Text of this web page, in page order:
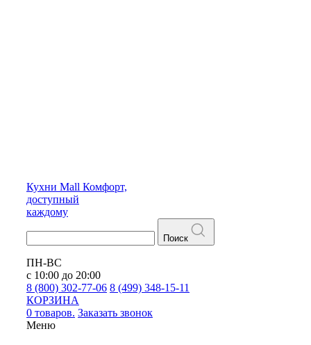
Кухни Mall Комфорт,
доступный
каждому
Поиск
ПН-ВС
с 10:00 до 20:00
8 (800) 302-77-06 8 (499) 348-15-11
КОРЗИНА
0 товаров. Заказать звонок
Меню